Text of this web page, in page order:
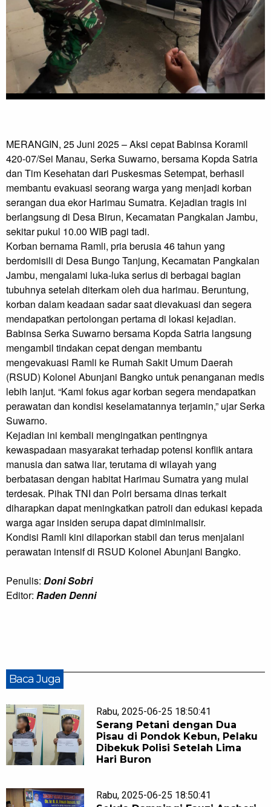
MERANGIN, 25 Juni 2025 – Aksi cepat Babinsa Koramil
420-07/Sei Manau, Serka Suwarno, bersama Kopda Satria
dan Tim Kesehatan dari Puskesmas Setempat, berhasil
membantu evakuasi seorang warga yang menjadi korban
serangan dua ekor Harimau Sumatra. Kejadian tragis ini
berlangsung di Desa Birun, Kecamatan Pangkalan Jambu,
sekitar pukul 10.00 WIB pagi tadi.
Korban bernama Ramli, pria berusia 46 tahun yang
berdomisili di Desa Bungo Tanjung, Kecamatan Pangkalan
Jambu, mengalami luka-luka serius di berbagai bagian
tubuhnya setelah diterkam oleh dua harimau. Beruntung,
korban dalam keadaan sadar saat dievakuasi dan segera
mendapatkan pertolongan pertama di lokasi kejadian.
Babinsa Serka Suwarno bersama Kopda Satria langsung
mengambil tindakan cepat dengan membantu
mengevakuasi Ramli ke Rumah Sakit Umum Daerah
(RSUD) Kolonel Abunjani Bangko untuk penanganan medis
lebih lanjut. “Kami fokus agar korban segera mendapatkan
perawatan dan kondisi keselamatannya terjamin,” ujar Serka
Suwarno.
Kejadian ini kembali mengingatkan pentingnya
kewaspadaan masyarakat terhadap potensi konflik antara
manusia dan satwa liar, terutama di wilayah yang
berbatasan dengan habitat Harimau Sumatra yang mulai
terdesak. Pihak TNI dan Polri bersama dinas terkait
diharapkan dapat meningkatkan patroli dan edukasi kepada
warga agar insiden serupa dapat diminimalisir.
Kondisi Ramli kini dilaporkan stabil dan terus menjalani
perawatan intensif di RSUD Kolonel Abunjani Bangko.
Penulis: Doni Sobri
Editor: Raden Denni
Baca Juga
Rabu, 2025-06-25 18:50:41
Serang Petani dengan Dua
Pisau di Pondok Kebun, Pelaku
Dibekuk Polisi Setelah Lima
Hari Buron
Rabu, 2025-06-25 18:50:41